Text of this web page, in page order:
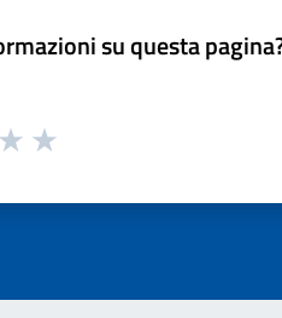
su questa